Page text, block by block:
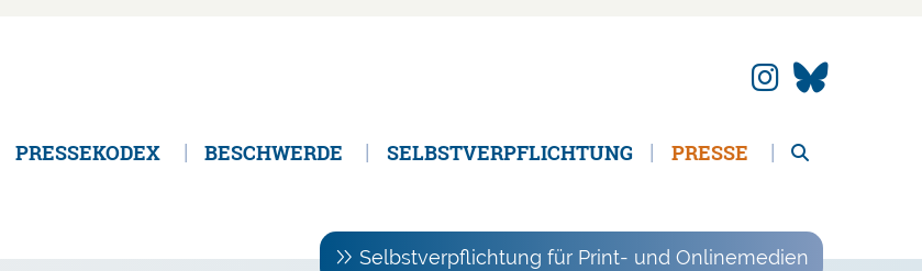
PRESSEKODEX BESCHWERDE SELBSTVERPFLICHTUNG PRESSE
Selbstverpflichtung für Print- und Onlinemedien